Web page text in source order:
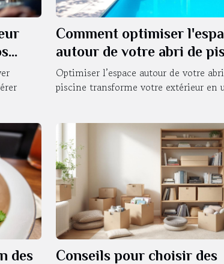
Comment optimiser
autour de votre abri de
?
Optimiser l’espace autour de votre
piscine transforme votre extérieur en
des
Conseils pour choisir des